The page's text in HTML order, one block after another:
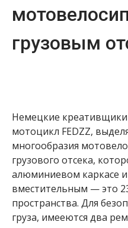
грузовым
Немецкие креативщики
мотоцикл FEDZZ,
многообразия
грузового отсека,
алюминиевом каркасе
вместительным — это
пространства. Для
груза, имееются два